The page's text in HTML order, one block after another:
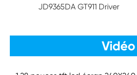
JD9365DA GT911 Driver